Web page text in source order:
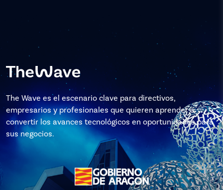
The Wave es el escenario clave para directivos,
empresarios y profesionales que quieren aprender a
convertir los avances tecnológicos en oportunidades para
sus negocios.